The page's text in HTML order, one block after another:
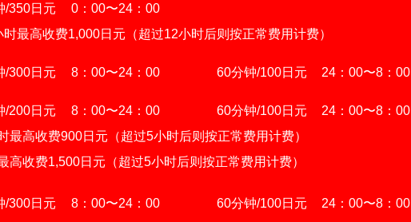
/350日元
0：00〜24：00
最高收费1,000日元（超过12小时后则按正常费用计费）
/300日元 8：00〜24：00 60分钟/100日元 24：00〜8：00
/200日元 8：00〜24：00 60分钟/100日元
24：00〜8：00
最高收费900日元（超过5小时后则按正常费用计费）
高收费1,500日元（超过5小时后则按正常费用计费）
/300日元 8：00〜24：00 60分钟/100日元 24：00〜8：00